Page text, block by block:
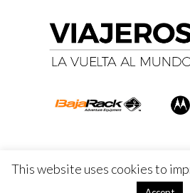
This website uses cookies to